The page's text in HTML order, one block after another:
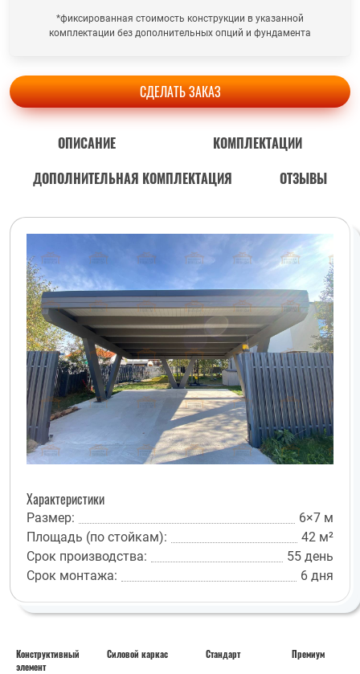
*фиксированная стоимость конструкции в указанной
комплектации без дополнительных опций и фундамента
СДЕЛАТЬ ЗАКАЗ
ОПИСАНИЕ
КОМПЛЕКТАЦИИ
ДОПОЛНИТЕЛЬНАЯ КОМПЛЕКТАЦИЯ
ОТЗЫВЫ
Характеристики
Размер:
6×7 м
Площадь (по стойкам):
42 м²
Срок производства:
55 день
Срок монтажа:
6 дня
Конструктивный
элемент
Силовой каркас Стандарт Премиум